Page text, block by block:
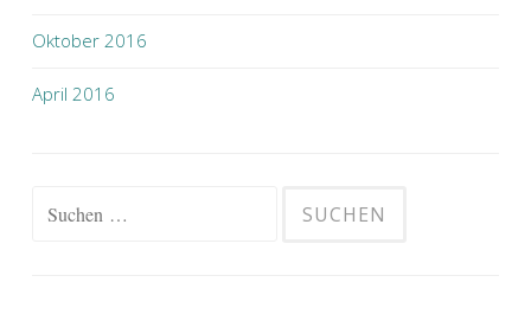
Oktober 2016
April 2016
Suchen